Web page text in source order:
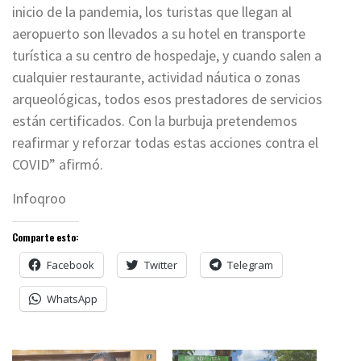
inicio de la pandemia, los turistas que llegan al
aeropuerto son llevados a su hotel en transporte
turística a su centro de hospedaje, y cuando salen a
cualquier restaurante, actividad náutica o zonas
arqueológicas, todos esos prestadores de servicios
están certificados. Con la burbuja pretendemos
reafirmar y reforzar todas estas acciones contra el
COVID” afirmó.
Infoqroo
Comparte esto:
Facebook Twitter Telegram
WhatsApp